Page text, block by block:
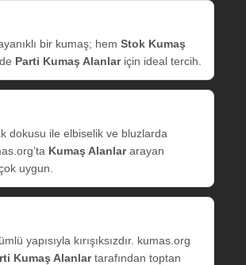
bir kumaş; hem Stok Kumaş
Parti Kumaş Alanlariçin ideal tercih.
dokusu ile elbiselik ve bluzlarda
Kumaş Alanlararayan
uygun.
yapısıyla kırışıksızdır. kumas.org
Kumaş Alanlartarafından toptan